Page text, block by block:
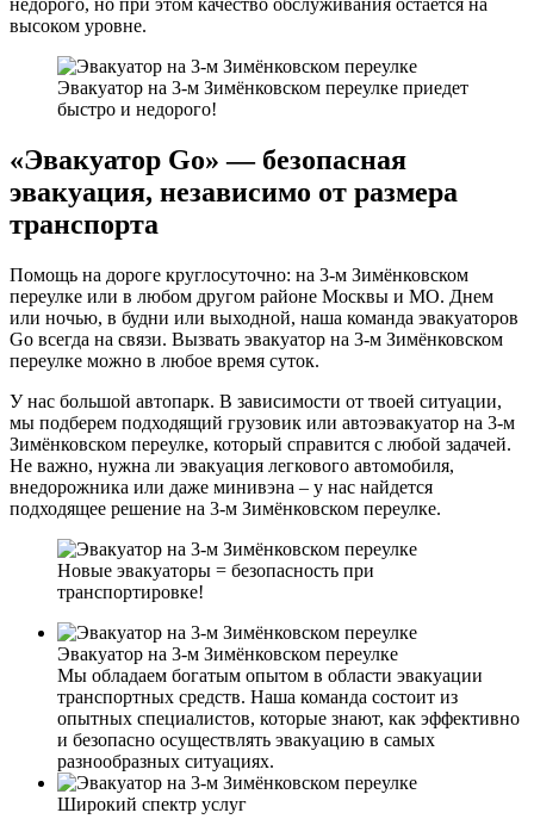
недорого, но при этом качество обслуживания остается на
высоком уровне.
Эвакуатор на 3-м Зимёнковском переулке приедет
быстро и недорого!
«Эвакуатор Go» — безопасная
эвакуация, независимо от размера
транспорта
Помощь на дороге круглосуточно: на 3-м Зимёнковском
переулке или в любом другом районе Москвы и МО. Днем
или ночью, в будни или выходной, наша команда эвакуаторов
Go всегда на связи. Вызвать эвакуатор на 3-м Зимёнковском
переулке можно в любое время суток.
У нас большой автопарк. В зависимости от твоей ситуации,
мы подберем подходящий грузовик или автоэвакуатор на 3-м
Зимёнковском переулке, который справится с любой задачей.
Не важно, нужна ли эвакуация легкового автомобиля,
внедорожника или даже минивэна – у нас найдется
подходящее решение на 3-м Зимёнковском переулке.
Новые эвакуаторы = безопасность при
транспортировке!
Эвакуатор на 3-м Зимёнковском переулке
Мы обладаем богатым опытом в области эвакуации
транспортных средств. Наша команда состоит из
опытных специалистов, которые знают, как эффективно
и безопасно осуществлять эвакуацию в самых
разнообразных ситуациях.
Широкий спектр услуг